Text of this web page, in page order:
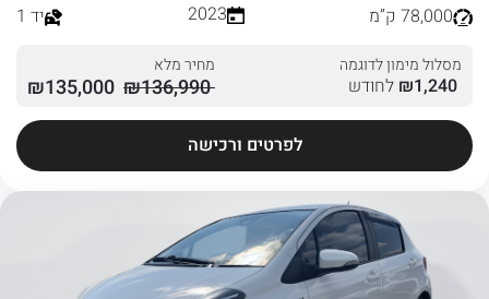
78,000 ק”מ 2023 יד 1
מסלול מימון לדוגמה
1,240
₪ לחודש
מחיר מלא
136,990
₪
135,000
₪
לפרטים ורכישה